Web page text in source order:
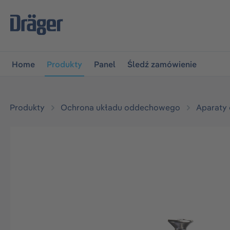
do głównej nawigacji
Home Produkty Panel Śledź zamówienie
Produkty Ochrona układu oddechowego Aparaty